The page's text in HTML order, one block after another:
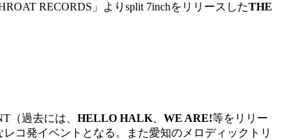
RECORDS」よりsplit 7inchをリリースしたTHE
（過去には、 HELLO HALK WE ARE!等をリリー
コ発イベントとなる。また愛知のメロディックトリ